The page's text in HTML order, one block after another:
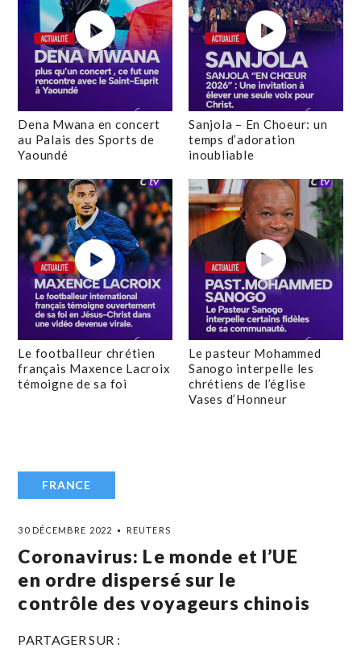
Dena Mwana en concert
au Palais des Sports de
Yaoundé
Sanjola – En Choeur: un
temps d’adoration
inoubliable
Le footballeur chrétien
français Maxence Lacroix
témoigne de sa foi
Le pasteur Mohammed
Sanogo interpelle les
chrétiens de l’église
Vases d’Honneur
FRANCE
30 DÉCEMBRE 2022 REUTERS
Coronavirus: Le monde et l’UE
en ordre dispersé sur le
contrôle des voyageurs chinois
PARTAGER SUR :